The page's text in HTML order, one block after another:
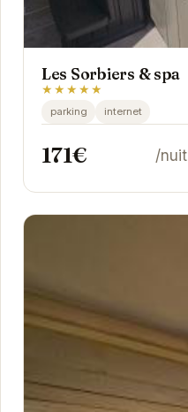
Les Sorbiers & spa
★★★★★
parking internet
171€ /nuit